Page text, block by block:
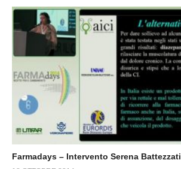
Farmadays – Intervento Serena Battezzati